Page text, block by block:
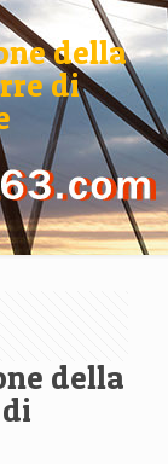
della
di
della